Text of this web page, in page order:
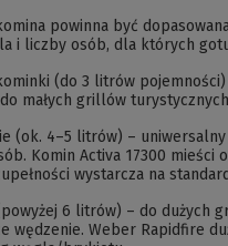
powinna być
i liczby osób, dla których
(do 3 litrów
małych grillów
(ok. 4–5 litrów) –
Komin Activa 17300 mieści
wystarcza na
6 litrów) – do dużych
wędzenie. Weber Rapidfire